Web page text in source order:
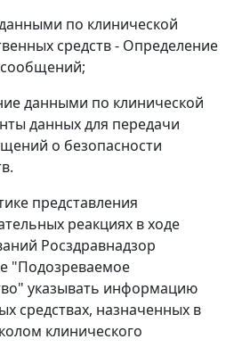
по клинической
средств - Определение
данными по клинической
данных для передачи
о безопасности
представления
реакциях в ходе
Росздравнадзор
"Подозреваемое
указывать информацию
средствах, назначенных в
клинического